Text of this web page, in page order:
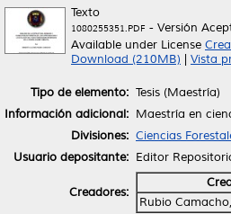
Texto
1080255351.PDF - Versión
Available under License
Download (210MB)
Vista
Tipo de elemento: Tesis (Maestría)
Información adicional: Maestría en
Divisiones: Ciencias
Usuario depositante: Editor
Creadores:
Rubio